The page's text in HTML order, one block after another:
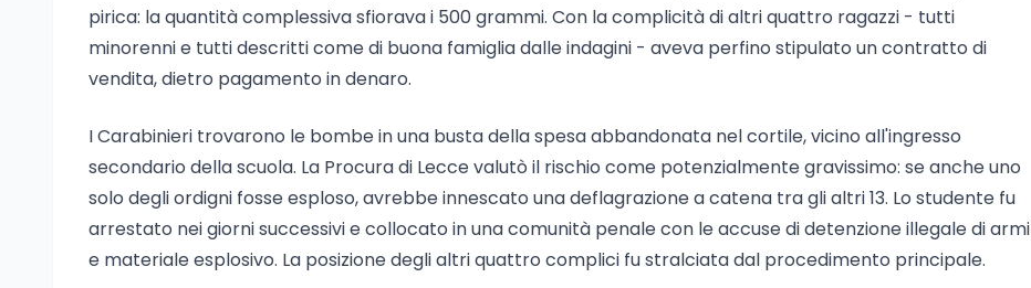
pirica: la quantità complessiva sfiorava i 500 grammi. Con la complicità di altri quattro ragazzi - tutti
minorenni e tutti descritti come di buona famiglia dalle indagini - aveva perfino stipulato un contratto di
vendita, dietro pagamento in denaro.
I Carabinieri trovarono le bombe in una busta della spesa abbandonata nel cortile, vicino all'ingresso
secondario della scuola. La Procura di Lecce valutò il rischio come potenzialmente gravissimo: se anche uno
solo degli ordigni fosse esploso, avrebbe innescato una deflagrazione a catena tra gli altri 13. Lo studente fu
arrestato nei giorni successivi e collocato in una comunità penale con le accuse di detenzione illegale di armi
e materiale esplosivo. La posizione degli altri quattro complici fu stralciata dal procedimento principale.